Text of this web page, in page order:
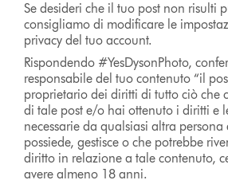
Se desideri che il tuo post non risulti
consigliamo di modificare le
privacy del tuo account.
Rispondendo #YesDysonPhoto,
responsabile del tuo contenuto “il
proprietario dei diritti di tutto ciò che
di tale post e/o hai ottenuto i diritti e
necessarie da qualsiasi altra
possiede, gestisce o che potrebbe
diritto in relazione a tale contenuto,
avere almeno 18 anni.